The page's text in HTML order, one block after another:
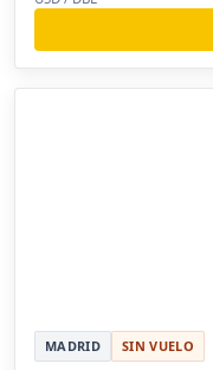
MADRID SIN VUELO